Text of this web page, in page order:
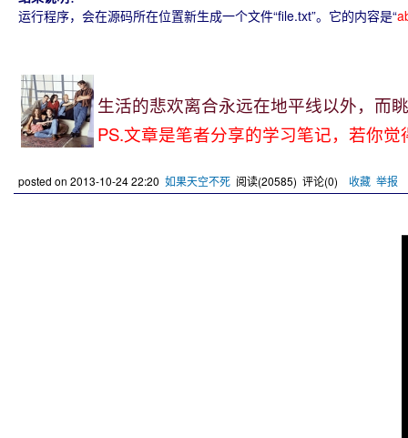
运行程序，会在源码所在位置新生成一个文件“file.txt”。它的内容是“
生活的悲欢离合永远在地平线以外，而
PS.文章是笔者分享的学习笔记，若你
posted on 2013-10-24 22:20 如果天空不死 阅读(20585) 评论(0) 收藏 举报